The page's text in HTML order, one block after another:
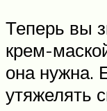
Теперь вы
крем-
она нужна.
утяжелять